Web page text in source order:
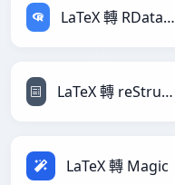
LaTeX 轉 RDataFrame
LaTeX 轉 reStructuredText
LaTeX 轉 Magic